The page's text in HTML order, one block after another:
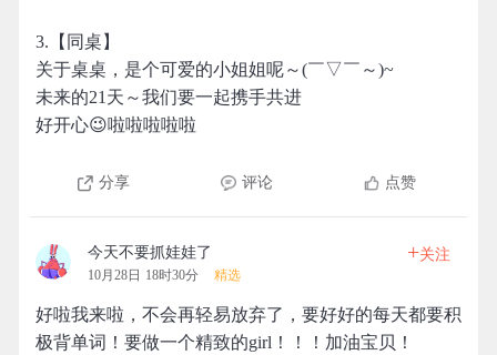
3.【同桌】
关于桌桌，是个可爱的小姐姐呢～(￣▽￣～)~
未来的21天～我们要一起携手共进
好开心😉啦啦啦啦啦
分享 评论 点赞
今天不要抓娃娃了
10月28日 18时30分 精选
+关注
好啦我来啦，不会再轻易放弃了，要好好的每天都要积
极背单词！要做一个精致的girl！！！加油宝贝！